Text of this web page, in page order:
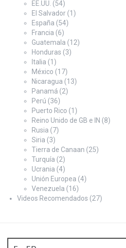
EE.UU. (54)
El Salvador (1)
España (54)
Francia (6)
Guatemala (12)
Honduras (3)
Italia (1)
México (17)
Nicaragua (13)
Panamá (2)
Perú (36)
Puerto Rico (1)
Reino Unido de GB e IN (8)
Rusia (7)
Siria (3)
Tierra de Canaan (25)
Turquía (2)
Ucrania (4)
Unión Europea (4)
Venezuela (16)
Videos Recomendados (27)